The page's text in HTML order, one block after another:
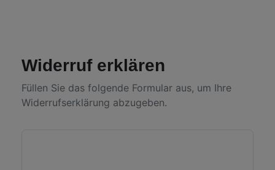
Widerruf erklären
Füllen Sie das folgende Formular aus, um Ihre
Widerrufserklärung abzugeben.